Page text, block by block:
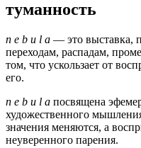
туманность
n e b u l a — это выставка,
переходам, распадам,
том, что ускользает от
его.
n e b u l a посвящена
художественного
значения меняются, а
неуверенного парения.